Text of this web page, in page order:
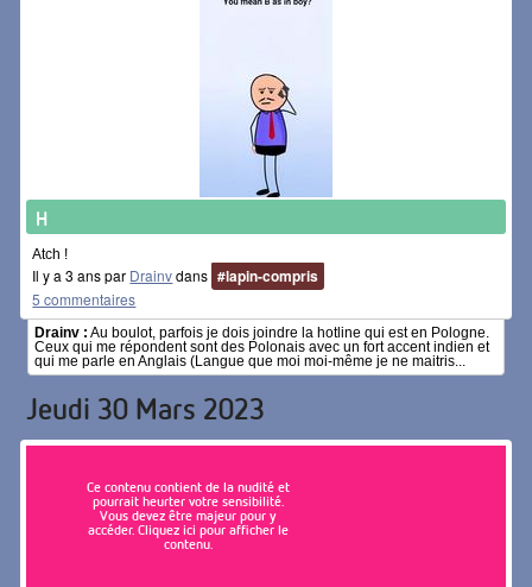
H
Atch !
Il y a 3 ans par Drainvdans #lapin-compris
5 commentaires
Drainv : Au boulot, parfois je dois joindre la hotline qui est en Pologne.
Ceux qui me répondent sont des Polonais avec un fort accent indien et
qui me parle en Anglais (Langue que moi moi-même je ne maitris...
Jeudi 30 Mars 2023
Ce contenu contient de la nudité et
pourrait heurter votre sensibilité.
Vous devez être majeur pour y
accéder. Cliquez ici pour afficher le
contenu.